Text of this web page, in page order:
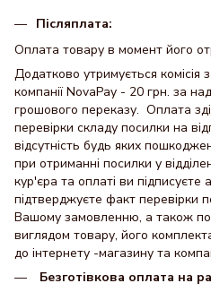
Післяплата:
Оплата товару в момент його
Додатково утримується комісія
компанії NovaPay - 20 грн. за
грошового переказу. Оплата
перевірки складу посилки на
відсутність будь яких
при отриманні посилки у
кур'єра та оплаті ви
підтверджуєте факт перевірки
Вашому замовленню, а також
виглядом товару, його
до інтернету -магазину та
Безготівкова оплата на